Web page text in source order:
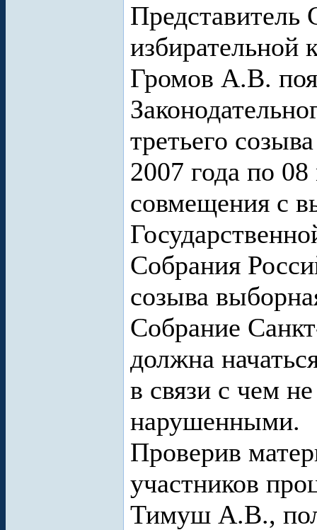
Представитель
избирательной
Громов А.В.
третьего
2007 года по
совмещения с
Собрания
созыва
Собрание
должна
в связи с чем
нарушенными.
Проверив
участников
Тимуш А.В.,